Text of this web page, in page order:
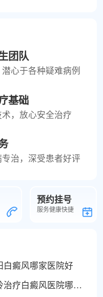
不乐了。
团队
心于各种疑难病例
基础
，放心安全治疗
治，深受患者好评
预约挂号
服务健康快捷
白癜风哪家医院好
铁岭治疗白癜风医院哪家好